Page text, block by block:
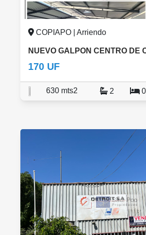
COPIAPO | Arriendo
NUEVO GALPON CENTRO DE
170 UF
630 mts2 2 0